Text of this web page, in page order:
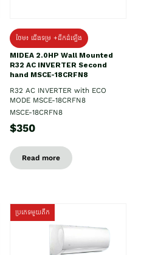
ថែម៖ ជើងទម្រ +ដឹកដំឡើង
MIDEA 2.0HP Wall Mounted
R32 AC INVERTER Second
hand MSCE-18CRFN8
R32 AC INVERTER with ECO
MODE MSCE-18CRFN8
MSCE-18CRFN8
$350
Read more
ប្រភេទមួយតឹក